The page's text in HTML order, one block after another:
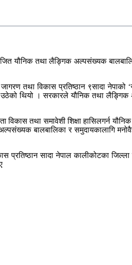
यौनिक तथा लैङ्गिक अल्पसंख्यक
तथा विकास प्रतिष्ठान ९सादा नेपाको
थियो । सरकारले यौनिक तथा
विकास तथा समावेशी शिक्षा हासिलगर्न
बालबालिका र समुदायकालागि
प्रतिष्ठान सादा नेपाल कालीकोटका